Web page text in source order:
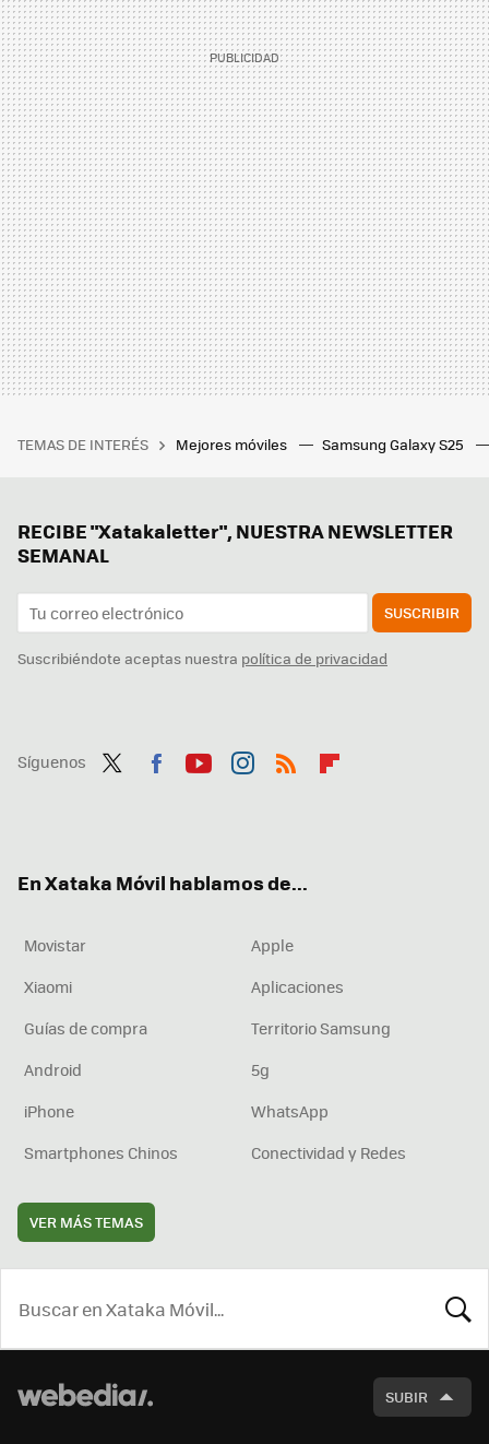
TEMAS DE INTERÉS Mejores móviles Samsung Galaxy S25
RECIBE "Xatakaletter", NUESTRA NEWSLETTER
SEMANAL
SUSCRIBIR
Suscribiéndote aceptas nuestra política de privacidad
Síguenos
En Xataka Móvil hablamos de...
Movistar
Apple
Xiaomi
Aplicaciones
Guías de compra
Territorio Samsung
Android
5g
iPhone
WhatsApp
Smartphones Chinos
Conectividad y Redes
VER MÁS TEMAS
SUBIR